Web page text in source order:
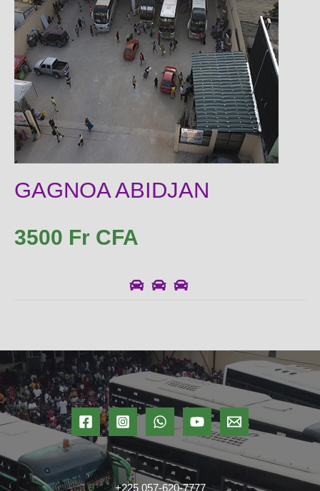
GAGNOA ABIDJAN
3500 Fr CFA
+225 057-620-7777